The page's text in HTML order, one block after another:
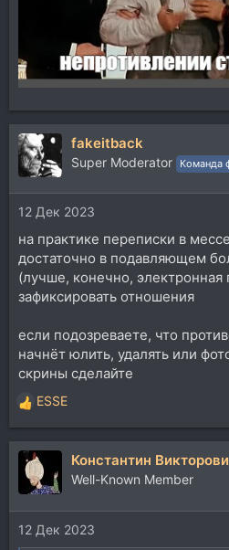
fakeitback
Super Moderator Команда
12 Дек 2023
на практике переписки в
достаточно в подавляющем
(лучше, конечно, электронная
зафиксировать отношения
если подозреваете, что
начнёт юлить, удалять или
скрины сделайте
Р
е
а
ц
и
и
:
ESSE
Константин
Well-Known Member
12 Дек 2023